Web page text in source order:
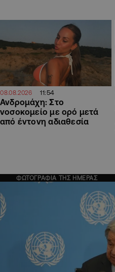
08.08.2026 11:54
Ανδρομάχη: Στο
νοσοκομείο με ορό μετά
από έντονη αδιαθεσία
ΦΩΤΟΓΡΑΦΙΑ ΤΗΣ ΗΜΕΡΑΣ